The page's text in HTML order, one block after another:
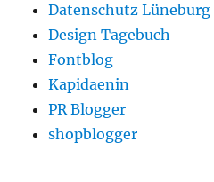
Datenschutz Lüneburg
Design Tagebuch
Fontblog
Kapidaenin
PR Blogger
shopblogger